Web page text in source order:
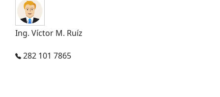
Ing. Víctor M. Ruíz
282 101 7865